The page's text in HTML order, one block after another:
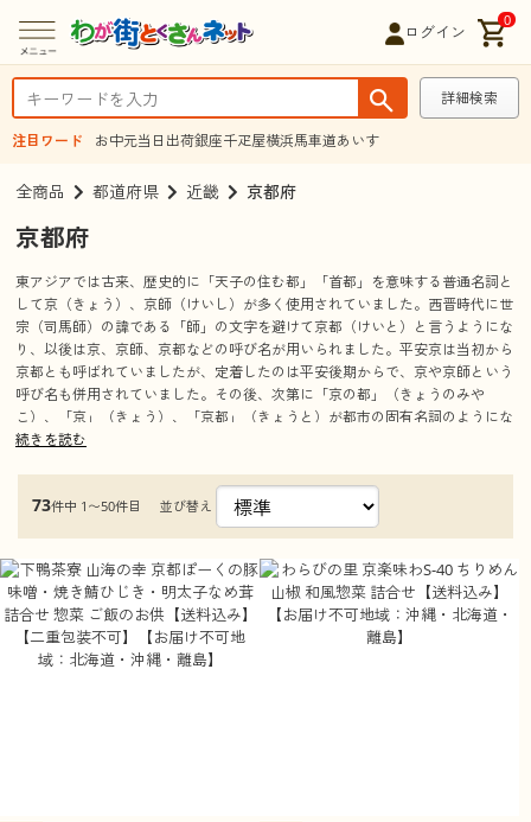
ログイン
0
詳細検索
注目ワード お中元当日出荷銀座千疋屋横浜馬車道あいす
全商品 都道府県 近畿 京都府
京都府
東アジアでは古来、歴史的に「天子の住む都」「首都」を意味する普通名詞と
して京（きょう）、京師（けいし）が多く使用されていました。西晋時代に世
宗（司馬師）の諱である「師」の文字を避けて京都（けいと）と言うようにな
り、以後は京、京師、京都などの呼び名が用いられました。平安京は当初から
京都とも呼ばれていましたが、定着したのは平安後期からで、京や京師という
呼び名も併用されていました。その後、次第に「京の都」（きょうのみや
こ）、「京」（きょう）、「京都」（きょうと）が都市の固有名詞のようにな
り、定着していきました。
観光情報
見所、観光名所
京都府京都市東山区清水にある寺院。清水寺は法相宗（南
都六宗の一）系の寺院で、広隆寺、鞍馬寺とともに、平安
京遷都以前からの歴史をもつ、京都では数少ない寺院の1つ
です。
続きを読む
73件中 1〜50件目 並び替え